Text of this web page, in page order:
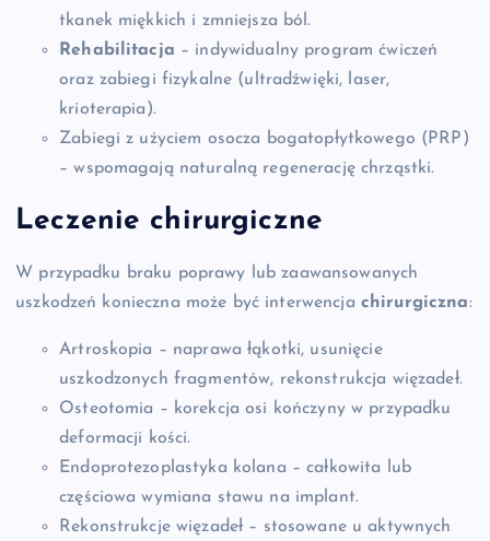
tkanek miękkich i zmniejsza ból.
Rehabilitacja – indywidualny program ćwiczeń
oraz zabiegi fizykalne (ultradźwięki, laser,
krioterapia).
Zabiegi z użyciem osocza bogatopłytkowego (PRP)
– wspomagają naturalną regenerację chrząstki.
Leczenie chirurgiczne
W przypadku braku poprawy lub zaawansowanych
uszkodzeń konieczna może być interwencja chirurgiczna:
Artroskopia – naprawa łąkotki, usunięcie
uszkodzonych fragmentów, rekonstrukcja więzadeł.
Osteotomia – korekcja osi kończyny w przypadku
deformacji kości.
Endoprotezoplastyka kolana – całkowita lub
częściowa wymiana stawu na implant.
Rekonstrukcje więzadeł – stosowane u aktywnych